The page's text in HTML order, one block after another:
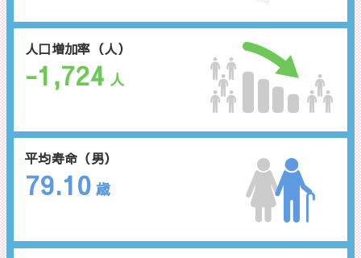
平均寿命（男）
79.10 歳
人口増加率（人）
-1,724 人